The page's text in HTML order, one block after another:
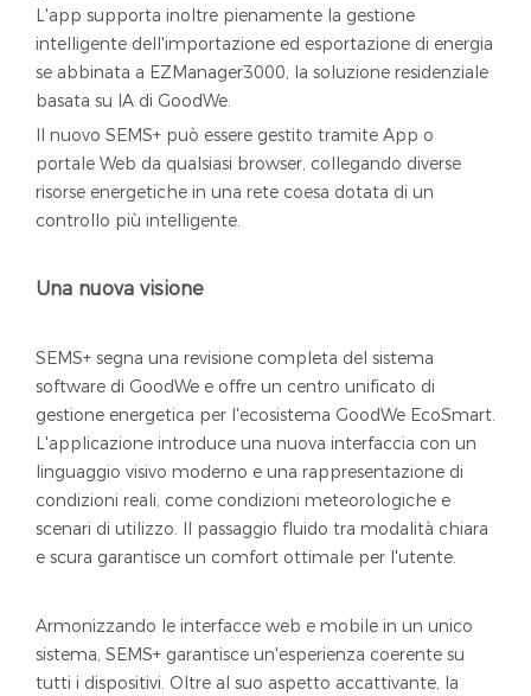
L'app supporta inoltre pienamente la gestione
intelligente dell'importazione ed esportazione di energia
se abbinata a EZManager3000, la soluzione residenziale
basata su IA di GoodWe.
Il nuovo SEMS+ può essere gestito tramite App o
portale Web da qualsiasi browser, collegando diverse
risorse energetiche in una rete coesa dotata di un
controllo più intelligente.
Una nuova visione
SEMS+ segna una revisione completa del sistema
software di GoodWe e offre un centro unificato di
gestione energetica per l'ecosistema GoodWe EcoSmart.
L'applicazione introduce una nuova interfaccia con un
linguaggio visivo moderno e una rappresentazione di
condizioni reali, come condizioni meteorologiche e
scenari di utilizzo. Il passaggio fluido tra modalità chiara
e scura garantisce un comfort ottimale per l'utente.
Armonizzando le interfacce web e mobile in un unico
sistema, SEMS+ garantisce un'esperienza coerente su
tutti i dispositivi. Oltre al suo aspetto accattivante, la